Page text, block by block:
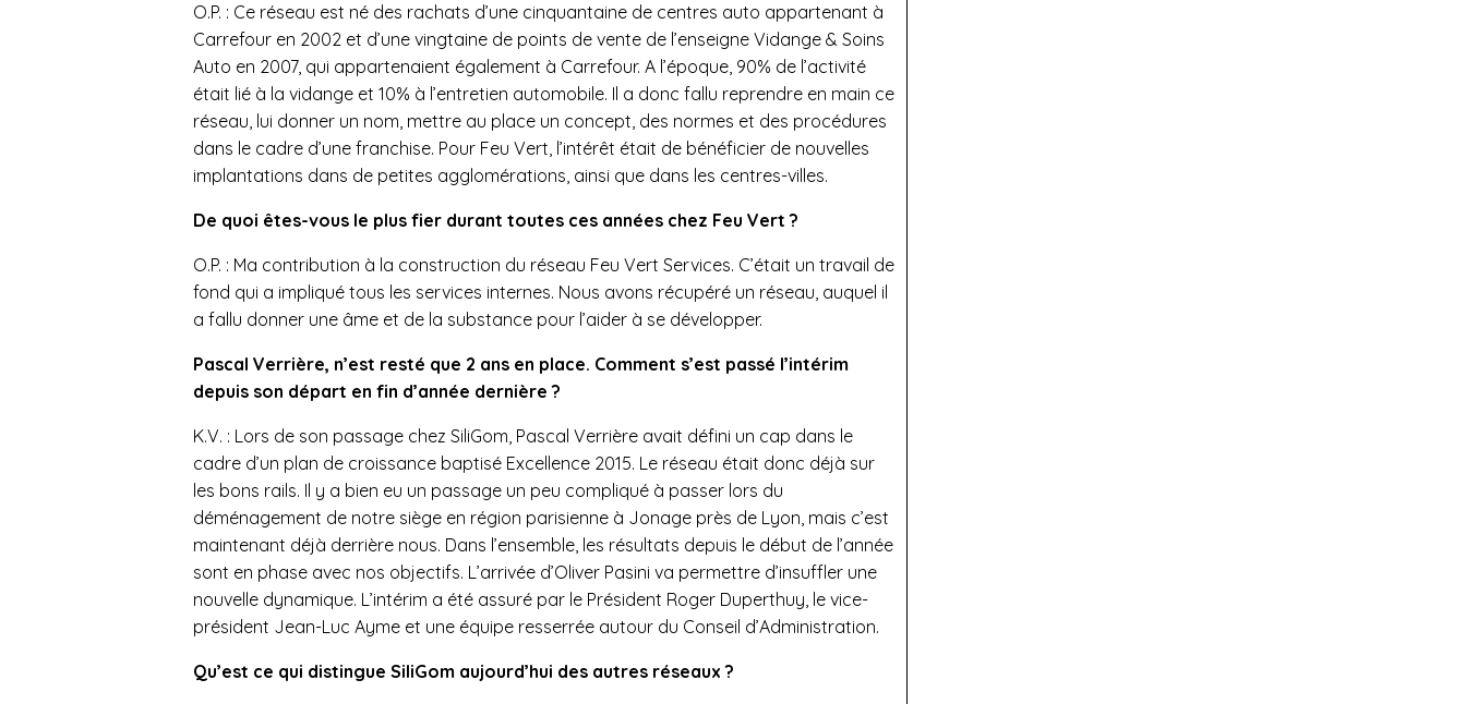
O.P. : Ce réseau est né des rachats d’une cinquantaine de centres auto appartenant à
Carrefour en 2002 et d’une vingtaine de points de vente de l’enseigne Vidange & Soins
Auto en 2007, qui appartenaient également à Carrefour. A l’époque, 90% de l’activité
était lié à la vidange et 10% à l’entretien automobile. Il a donc fallu reprendre en main ce
réseau, lui donner un nom, mettre au place un concept, des normes et des procédures
dans le cadre d’une franchise. Pour Feu Vert, l’intérêt était de bénéficier de nouvelles
implantations dans de petites agglomérations, ainsi que dans les centres-villes.
De quoi êtes-vous le plus fier durant toutes ces années chez Feu Vert ?
O.P. : Ma contribution à la construction du réseau Feu Vert Services. C’était un travail de
fond qui a impliqué tous les services internes. Nous avons récupéré un réseau, auquel il
a fallu donner une âme et de la substance pour l’aider à se développer.
Pascal Verrière, n’est resté que 2 ans en place. Comment s’est passé l’intérim
depuis son départ en fin d’année dernière ?
K.V. : Lors de son passage chez SiliGom, Pascal Verrière avait défini un cap dans le
cadre d’un plan de croissance baptisé Excellence 2015. Le réseau était donc déjà sur
les bons rails. Il y a bien eu un passage un peu compliqué à passer lors du
déménagement de notre siège en région parisienne à Jonage près de Lyon, mais c’est
maintenant déjà derrière nous. Dans l’ensemble, les résultats depuis le début de l’année
sont en phase avec nos objectifs. L’arrivée d’Oliver Pasini va permettre d’insuffler une
nouvelle dynamique. L’intérim a été assuré par le Président Roger Duperthuy, le vice-
président Jean-Luc Ayme et une équipe resserrée autour du Conseil d’Administration.
Qu’est ce qui distingue SiliGom aujourd’hui des autres réseaux ?